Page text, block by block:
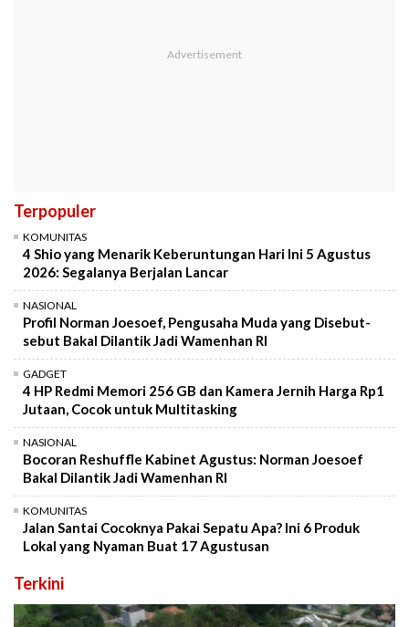
Terpopuler
KOMUNITAS
4 Shio yang Menarik Keberuntungan Hari Ini 5 Agustus
2026: Segalanya Berjalan Lancar
NASIONAL
Profil Norman Joesoef, Pengusaha Muda yang Disebut-
sebut Bakal Dilantik Jadi Wamenhan RI
GADGET
4 HP Redmi Memori 256 GB dan Kamera Jernih Harga Rp1
Jutaan, Cocok untuk Multitasking
NASIONAL
Bocoran Reshuffle Kabinet Agustus: Norman Joesoef
Bakal Dilantik Jadi Wamenhan RI
KOMUNITAS
Jalan Santai Cocoknya Pakai Sepatu Apa? Ini 6 Produk
Lokal yang Nyaman Buat 17 Agustusan
Terkini